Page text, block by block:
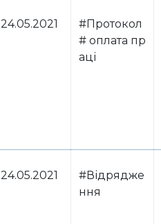
24.05.2021
#Протокол
# оплата пр
аці
24.05.2021
#Відрядже
ння